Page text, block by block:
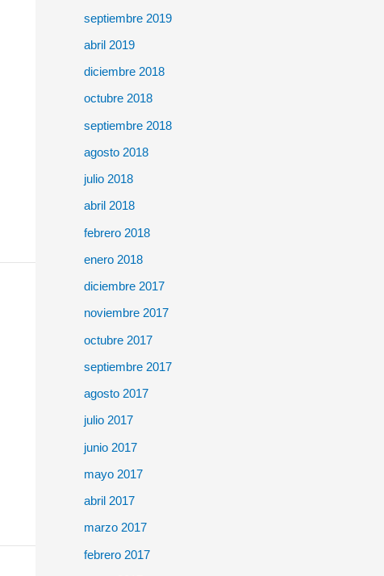
septiembre 2019
abril 2019
diciembre 2018
octubre 2018
septiembre 2018
agosto 2018
julio 2018
abril 2018
febrero 2018
enero 2018
diciembre 2017
noviembre 2017
octubre 2017
septiembre 2017
agosto 2017
julio 2017
junio 2017
mayo 2017
abril 2017
marzo 2017
febrero 2017